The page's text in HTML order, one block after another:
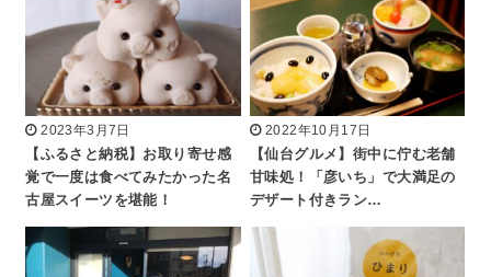
2023年3月7日
【ふるさと納税】お取り寄せ感
覚で一度は食べてみたかった名
古屋スイーツを堪能！
2022年10月17日
【仙台グルメ】街中に佇む老舗
甘味処！「彦いち」で大満足の
デザート付きラン…